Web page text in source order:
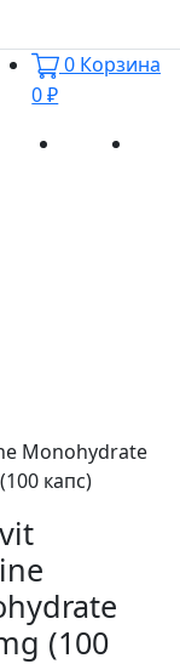
0 Корзина
0 ₽
Monohydrate
капс)
(100